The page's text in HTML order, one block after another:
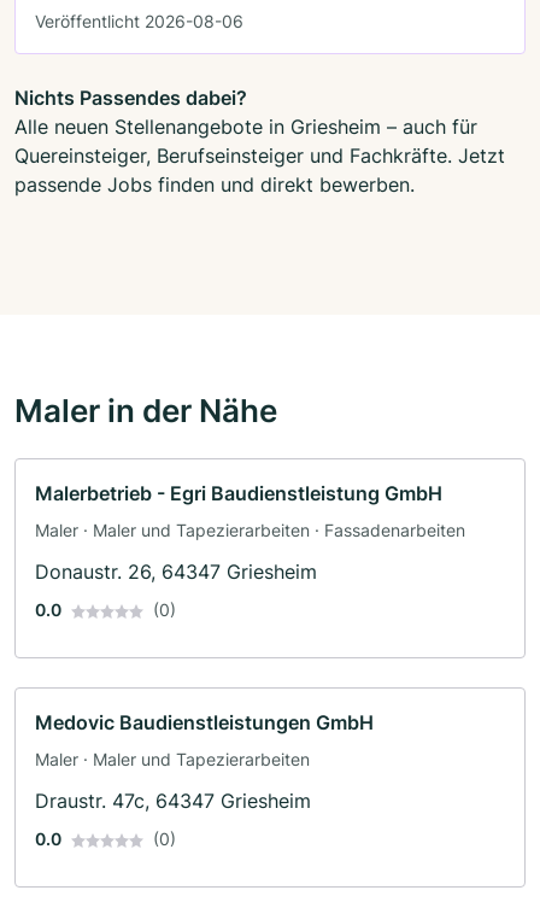
Veröffentlicht 2026-08-06
Nichts Passendes dabei?
Alle neuen Stellenangebote in Griesheim – auch für
Quereinsteiger, Berufseinsteiger und Fachkräfte. Jetzt
passende Jobs finden und direkt bewerben.
Maler in der Nähe
Malerbetrieb - Egri Baudienstleistung GmbH
Maler · Maler und Tapezierarbeiten · Fassadenarbeiten
Donaustr. 26, 64347 Griesheim
0.0 (0)
Medovic Baudienstleistungen GmbH
Maler · Maler und Tapezierarbeiten
Draustr. 47c, 64347 Griesheim
0.0 (0)